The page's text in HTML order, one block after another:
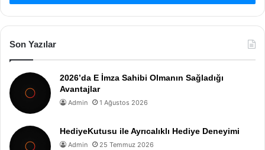
Son Yazılar
2026’da E İmza Sahibi Olmanın Sağladığı
Avantajlar
Admin 1 Ağustos 2026
HediyeKutusu ile Ayrıcalıklı Hediye Deneyimi
Admin 25 Temmuz 2026